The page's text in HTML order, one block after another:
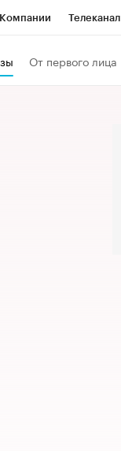
Телеканал
От первого лица